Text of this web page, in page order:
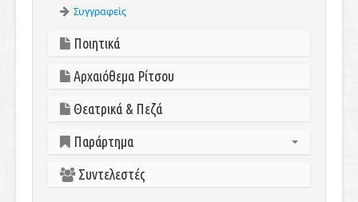
Συγγραφείς
Ποιητικά
Αρχαιόθεμα Ρίτσου
Θεατρικά & Πεζά
Παράρτημα
Εισαγωγικά σημειώματα
Συντελεστές